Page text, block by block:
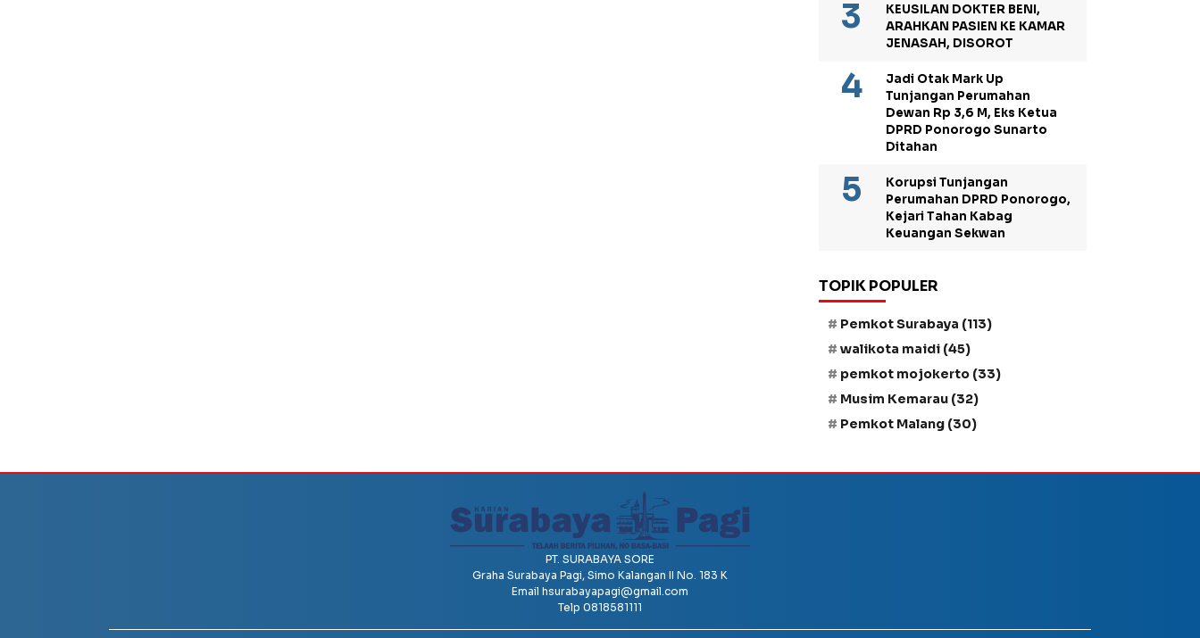
KEUSILAN DOKTER BENI,
ARAHKAN PASIEN KE KAMAR
JENASAH, DISOROT
Jadi Otak Mark Up
Tunjangan Perumahan
Dewan Rp 3,6 M, Eks Ketua
DPRD Ponorogo Sunarto
Ditahan
Korupsi Tunjangan
Perumahan DPRD Ponorogo,
Kejari Tahan Kabag
Keuangan Sekwan
TOPIK POPULER
Pemkot Surabaya (113)
walikota maidi (45)
pemkot mojokerto (33)
Musim Kemarau (32)
Pemkot Malang (30)
PT. SURABAYA SORE
Graha Surabaya Pagi, Simo Kalangan II No. 183 K
Email hsurabayapagi@gmail.com
Telp 0818581111